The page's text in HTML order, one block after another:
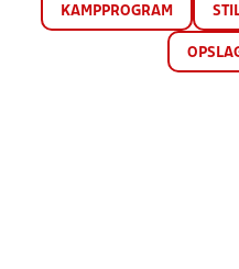
KAMPPROGRAM